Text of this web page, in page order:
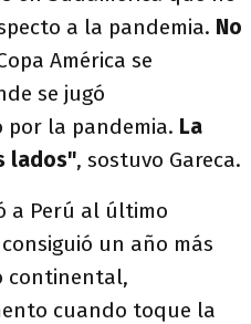
a la pandemia. No
América se
se jugó
la pandemia. La
lados", sostuvo Gareca.
a Perú al último
un año más
continental,
cuando toque la